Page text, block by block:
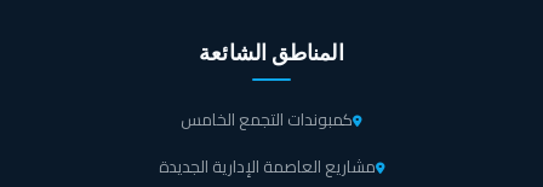
خدمات النظافة بشكل دوري من أجل توفير مناخ صحي للسكن.
مع مشروع El Masria Group كن مطمئن بفضل أنظمة
المناطق الشائعة
كمبوندات التجمع الخامس
مشاريع العاصمة الإدارية الجديدة